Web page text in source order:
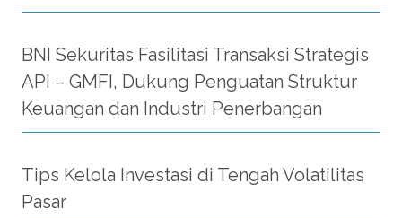
BNI Sekuritas Fasilitasi Transaksi Strategis
API – GMFI, Dukung Penguatan Struktur
Keuangan dan Industri Penerbangan
Tips Kelola Investasi di Tengah Volatilitas
Pasar